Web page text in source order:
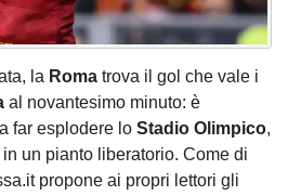
la Roma trova il gol che vale i
al novantesimo minuto: è
a far esplodere lo Stadio Olimpico,
un pianto liberatorio. Come di
propone ai propri lettori gli